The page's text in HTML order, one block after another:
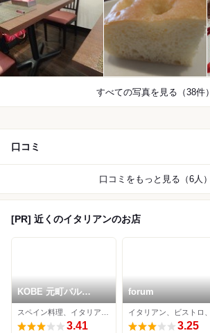
すべての写真を見る（38件）
口コミ
口コミをもっと見る（6人）
[PR] 近くのイタリアンのお店
KOBE 元町バル
Charlie
3.41
forum
3.25